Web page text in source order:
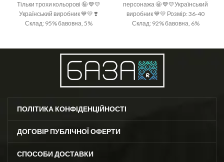
Тільки трохи кольорові 🤪 💙💛
Український виробник 💙💛 ❣️
Склад: 95% бавовна, 5%
персонажа 🤩 💙💛Український
виробник 💙💛 Розмір: 36-40
Склад: 92% бавовна, 6%
ПОЛІТИКА КОНФІДЕНЦІЙНОСТІ
ДОГОВІР ПУБЛІЧНОЇ ОФЕРТИ
СПОСОБИ ДОСТАВКИ